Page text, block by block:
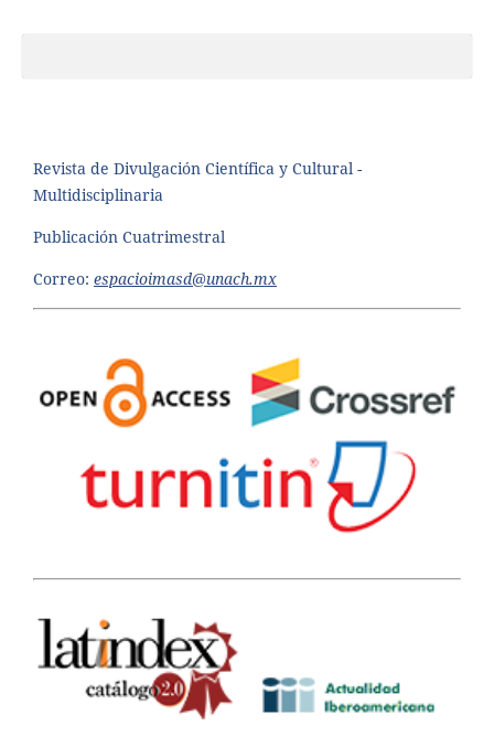
Revista de Divulgación Científica y Cultural -
Multidisciplinaria
Publicación Cuatrimestral
Correo: espacioimasd@unach.mx